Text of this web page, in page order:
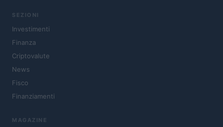
SEZIONI
Investimenti
Finanza
Criptovalute
News
Fisco
Finanziamenti
MAGAZINE